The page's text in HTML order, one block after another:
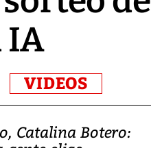
IA
VIDEOS
Catalina Botero: